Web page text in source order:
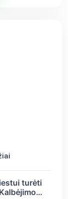
turėti